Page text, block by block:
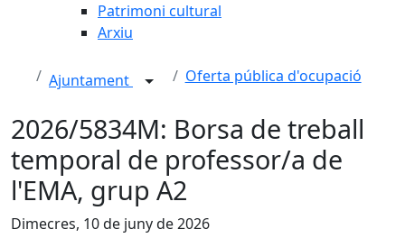
Patrimoni cultural
Arxiu
Ajuntament Oferta pública d'ocupació
2026/5834M: Borsa de treball
temporal de professor/a de
l'EMA, grup A2
Dimecres, 10 de juny de 2026